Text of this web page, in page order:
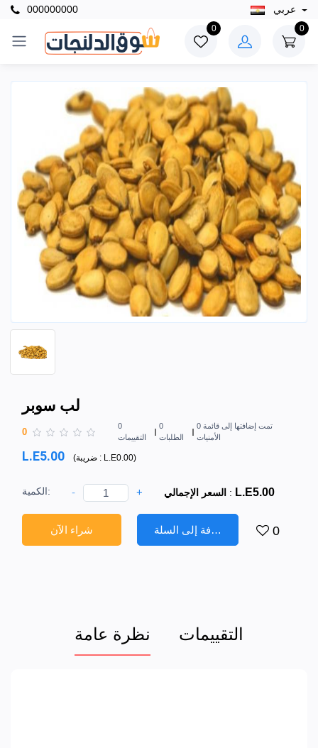
000000000
0 0
لب سوبر
0
0
التقييمات
0
الطلبات
0 تمت إضافتها إلى قائمة
الأمنيات
L.E5.00 ( ضريبة : L.E0.00)
الكمية: - + السعر الإجمالي : L.E5.00
شراء الآن إضافة إلى السلة 0
نظرة عامة التقييمات